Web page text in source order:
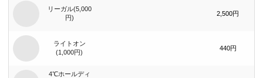
リーガル(5,000
円)
2,500円
ライトオン
(1,000円)
440円
4℃ホールディ